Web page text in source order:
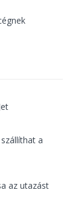
a
az utazást